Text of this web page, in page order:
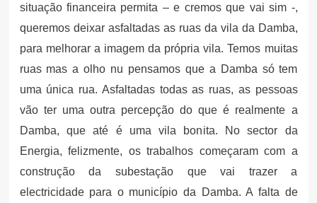
situação financeira permita – e cremos que vai sim -,
queremos deixar asfaltadas as ruas da vila da Damba,
para melhorar a imagem da própria vila. Temos muitas
ruas mas a olho nu pensamos que a Damba só tem
uma única rua. Asfaltadas todas as ruas, as pessoas
vão ter uma outra percepção do que é realmente a
Damba, que até é uma vila bonita. No sector da
Energia, felizmente, os trabalhos começaram com a
construção da subestação que vai trazer a
electricidade para o município da Damba. A falta de